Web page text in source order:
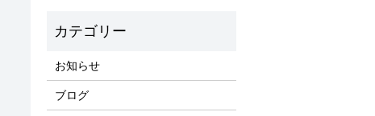
お知らせ
ブログ